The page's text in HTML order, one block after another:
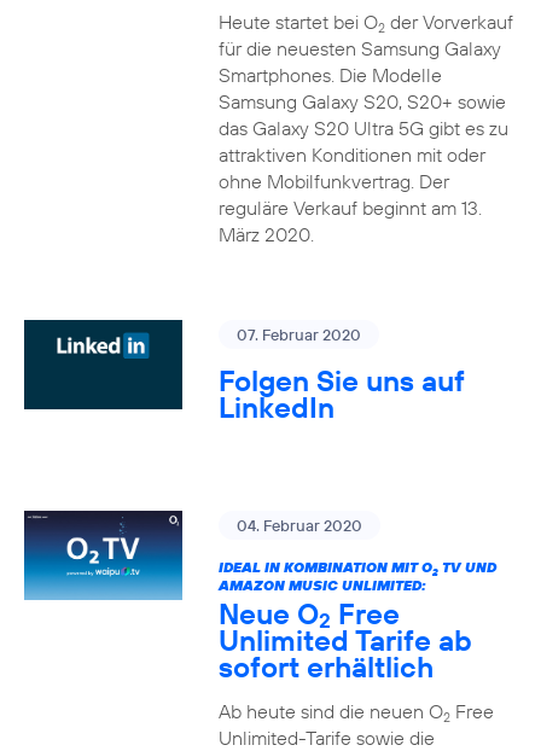
Heute startet bei O2der Vorverkauf
für die neuesten Samsung Galaxy
Smartphones. Die Modelle
Samsung Galaxy S20, S20+ sowie
das Galaxy S20 Ultra 5G gibt es zu
attraktiven Konditionen mit oder
ohne Mobilfunkvertrag. Der
reguläre Verkauf beginnt am 13.
März 2020.
07. Februar 2020
Folgen Sie uns auf
LinkedIn
04. Februar 2020
IDEAL IN KOMBINATION MIT O2TV UND
AMAZON MUSIC UNLIMITED:
Neue O2 Free
Unlimited Tarife ab
sofort erhältlich
Ab heute sind die neuen O2Free
Unlimited-Tarife sowie die